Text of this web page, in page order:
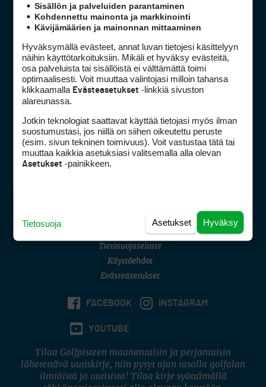
Golfpiste mediakortti
Golfpisteen yhteystiedot
DSA avoimuusraportti
Asiakaspalvelu
(digi) digi@otavamedia.fi
Tietosuojaseloste
Käyttöehdot
Evästeasetukset
FACEBOOK INSTAGRAM
YOUTUBE
Tilaa Golfpisteen maanantaisin ja perjantaisin
lähetettävä uutiskirje, niin pysyt ajan tasalla golfalan
ilmiöistä ja uutisista! Tilaa kirje syöttämällä
Sisällön ja palveluiden parantaminen
Kohdennettu mainonta ja markkinointi
Kävijämäärien ja mainonnan mittaaminen
Hyväksymällä evästeet, annat luvan tietojesi käsittelyyn
näihin käyttötarkoituksiin. Mikäli et hyväksy evästeitä,
osa palveluista tai sisällöistä ei välttämättä toimi
optimaalisesti. Voit muuttaa valintojasi milloin tahansa
klikkaamalla Evästeasetukset -linkkiä sivuston
alareunassa.
Jotkin teknologiat saattavat käyttää tietojasi myös ilman
suostumustasi, jos niillä on siihen oikeutettu peruste
(esim. sivun tekninen toimivuus). Voit vastustaa tätä tai
muuttaa kaikkia asetuksiasi valitsemalla alla olevan
Asetukset -painikkeen.
Hyväksy
Asetukset
Tietosuoja